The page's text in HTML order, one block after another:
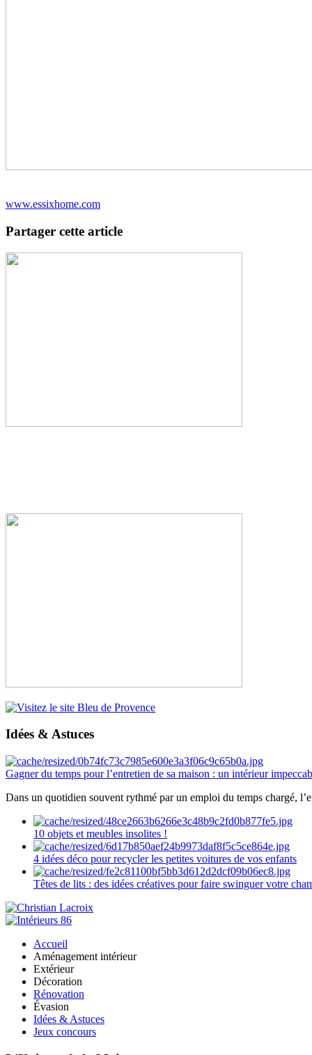
www.essixhome.com
Partager cette article
Idées & Astuces
Gagner du temps pour l’entretien de sa maison : un intérieur
Dans un quotidien souvent rythmé par un emploi du temps chargé,
10 objets et meubles insolites !
4 idées déco pour recycler les petites voitures de vos enfants
Têtes de lits : des idées créatives pour faire swinguer votre
Accueil
Aménagement intérieur
Extérieur
Décoration
Rénovation
Évasion
Idées & Astuces
Jeux concours